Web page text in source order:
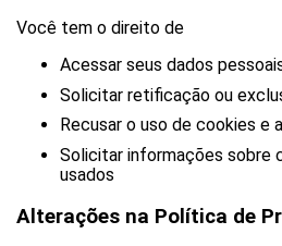
Você tem o direito de
Acessar seus dados
Solicitar retificação ou
Recusar o uso de cookies e
Solicitar informações sobre
usados
Alterações na Política de